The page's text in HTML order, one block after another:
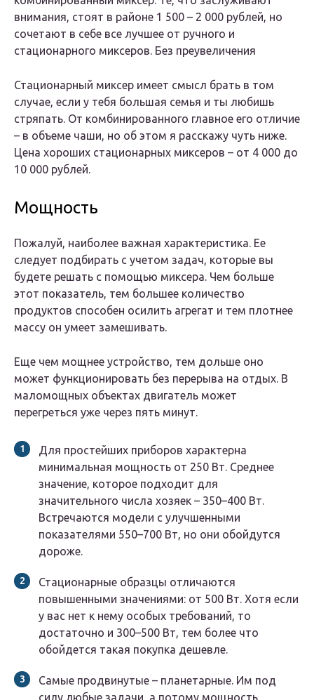
внимания, стоят в районе 1 500 – 2 000 рублей, но
сочетают в себе все лучшее от ручного и
стационарного миксеров. Без преувеличения
Стационарный миксер имеет смысл брать в том
случае, если у тебя большая семья и ты любишь
стряпать. От комбинированного главное его отличие
– в объеме чаши, но об этом я расскажу чуть ниже.
Цена хороших стационарных миксеров – от 4 000 до
10 000 рублей.
Мощность
Пожалуй, наиболее важная характеристика. Ее
следует подбирать с учетом задач, которые вы
будете решать с помощью миксера. Чем больше
этот показатель, тем большее количество
продуктов способен осилить агрегат и тем плотнее
массу он умеет замешивать.
Еще чем мощнее устройство, тем дольше оно
может функционировать без перерыва на отдых. В
маломощных объектах двигатель может
перегреться уже через пять минут.
Для простейших приборов характерна
минимальная мощность от 250 Вт. Среднее
значение, которое подходит для
значительного числа хозяек – 350–400 Вт.
Встречаются модели с улучшенными
показателями 550–700 Вт, но они обойдутся
дороже.
Стационарные образцы отличаются
повышенными значениями: от 500 Вт. Хотя если
у вас нет к нему особых требований, то
достаточно и 300–500 Вт, тем более что
обойдется такая покупка дешевле.
Самые продвинутые – планетарные. Им под